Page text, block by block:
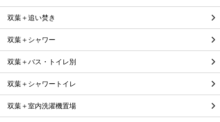
双葉＋追い焚き
双葉＋シャワー
双葉＋バス・トイレ別
双葉＋シャワートイレ
双葉＋室内洗濯機置場